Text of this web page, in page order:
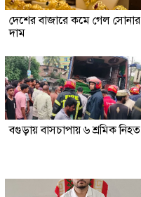
দেশের বাজারে কমে গেল সোনার
দাম
বগুড়ায় বাসচাপায় ৬ শ্রমিক নিহত